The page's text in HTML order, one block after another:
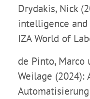
Drydakis, Nick
intelligence
IZA World of
de Pinto, Marco
Weilage